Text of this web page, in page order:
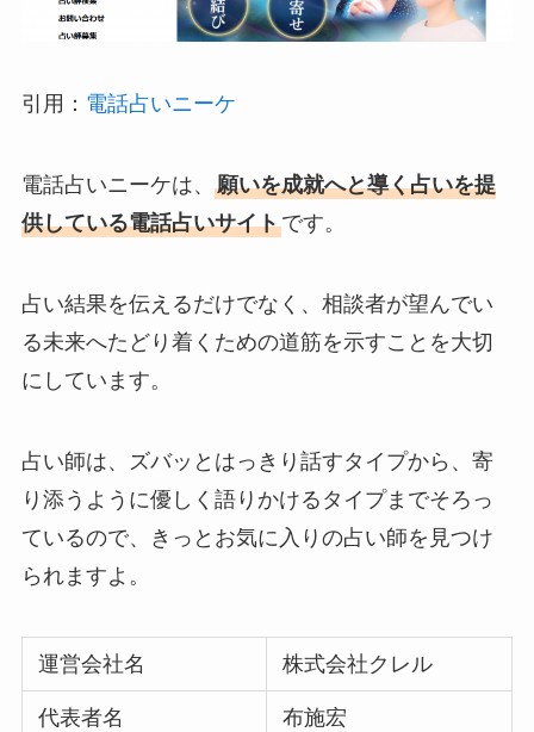
引用： 電話占いニーケ
電話占いニーケは、 願いを成就へと導く占いを提
供している電話占いサイトです。
占い結果を伝えるだけでなく、相談者が望んでい
る未来へたどり着くための道筋を示すことを大切
にしています。
占い師は、ズバッとはっきり話すタイプから、寄
り添うように優しく語りかけるタイプまでそろっ
ているので、きっとお気に入りの占い師を見つけ
られますよ。
運営会社名 株式会社クレル
代表者名 布施宏